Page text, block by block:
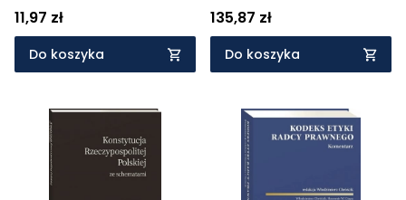
11,97 zł
Do koszyka
135,87 zł
Do koszyka